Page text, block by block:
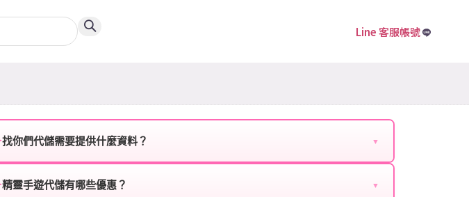
Line 客服帳號
找你們代儲需要提供什麼資料？ ▼
精靈手遊代儲有哪些優惠？ ▼